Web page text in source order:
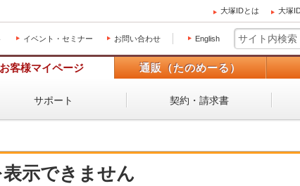
大塚IDとは 大塚
イベント・セミナー お問い合わせ English
お客様マイページ 通販（たのめーる）
サポート 契約・請求書
示できません